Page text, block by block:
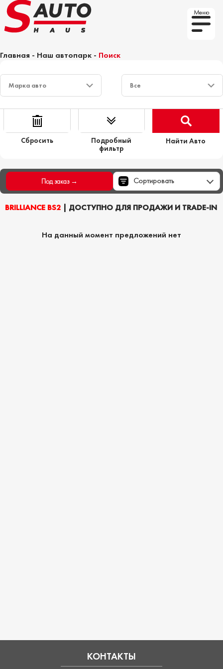
Меню
Главная - Наш автопарк - Поиск
Сбросить
Подробный
фильтр
Найти Авто
BRILLIANCE BS2 | ДОСТУПНО ДЛЯ ПРОДАЖИ И TRADE-IN
Под заказ → Сортировать
На данный момент предложений нет
КОНТАКТЫ